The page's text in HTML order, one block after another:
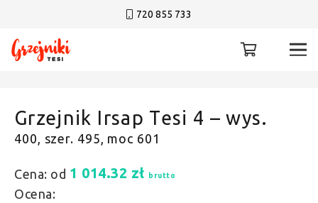
720 855 733
Grzejnik Irsap Tesi 4 – wys.
400, szer. 495, moc 601
Cena: od 1 014.32 zł brutto
Ocena: